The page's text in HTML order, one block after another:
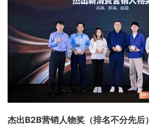
杰出B2B营销人物奖（排名不分先后）